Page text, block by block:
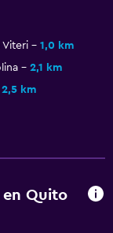
Viteri
1,0 km
2,1 km
2,5 km
en Quito